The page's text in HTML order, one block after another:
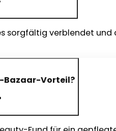
sorgfältig verblendet
Bazaar-Vorteil?